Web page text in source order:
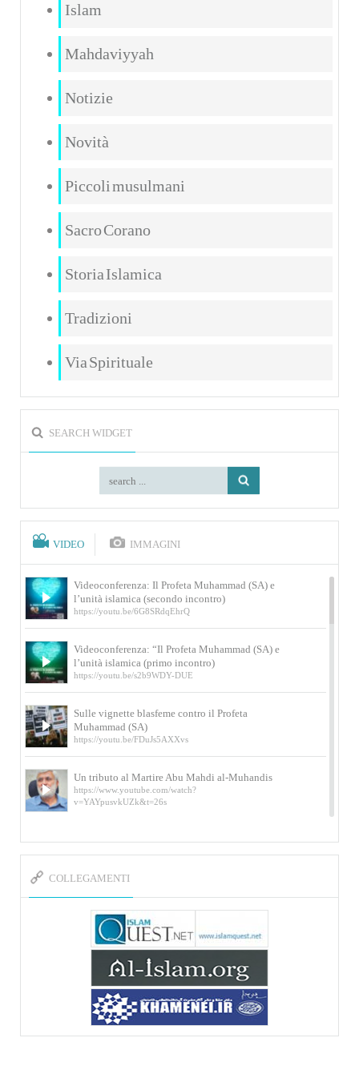
Islam
Mahdaviyyah
Notizie
Novità
Piccoli musulmani
Sacro Corano
Storia Islamica
Tradizioni
Via Spirituale
SEARCH WIDGET
VIDEO IMMAGINI
Videoconferenza: Il Profeta Muhammad (SA) e
l’unità islamica (secondo incontro)
https://youtu.be/6G8SRdqEhrQ
Videoconferenza: “Il Profeta Muhammad (SA) e
l’unità islamica (primo incontro)
https://youtu.be/s2b9WDY-DUE
Sulle vignette blasfeme contro il Profeta
Muhammad (SA)
https://youtu.be/FDuJs5AXXvs
Un tributo al Martire Abu Mahdi al-Muhandis
https://www.youtube.com/watch?
v=YAYpusvkUZk&t=26s
L’Abluzione rituale (wudu) secondo l’Imam Alì
e l’Imam Khomeini
della figlia di un martire
https://www.youtube.com/watch?
v=-5nPSxbf9l0&t=103s
Sheykh Abbas Di Palma sui martiri Qassem
Soleimani e Abu Mahdi Al-Muhandis
https://youtu.be/Y6SIP2PIht4 Video del discorso tenuto
dallo Sheykh Abbas Di Palma in ...
COLLEGAMENTI